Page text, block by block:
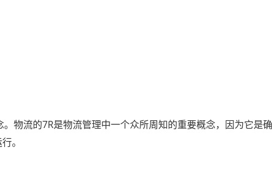
物流的7R是物流管理中一个众所周知的重要概念，因为它是
。